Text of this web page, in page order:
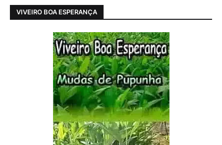
VIVEIRO BOA ESPERANÇA